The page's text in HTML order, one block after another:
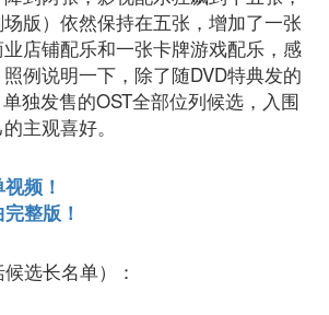
版）依然保持在五张，增加了一张
店铺配乐和一张卡牌游戏配乐，感
例说明一下，除了随DVD特典发的
独发售的OST全部位列候选，入围
主观喜好。
频！
整版！
选长名单）：